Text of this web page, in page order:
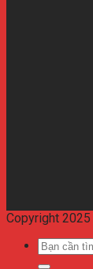
Copyright 2025